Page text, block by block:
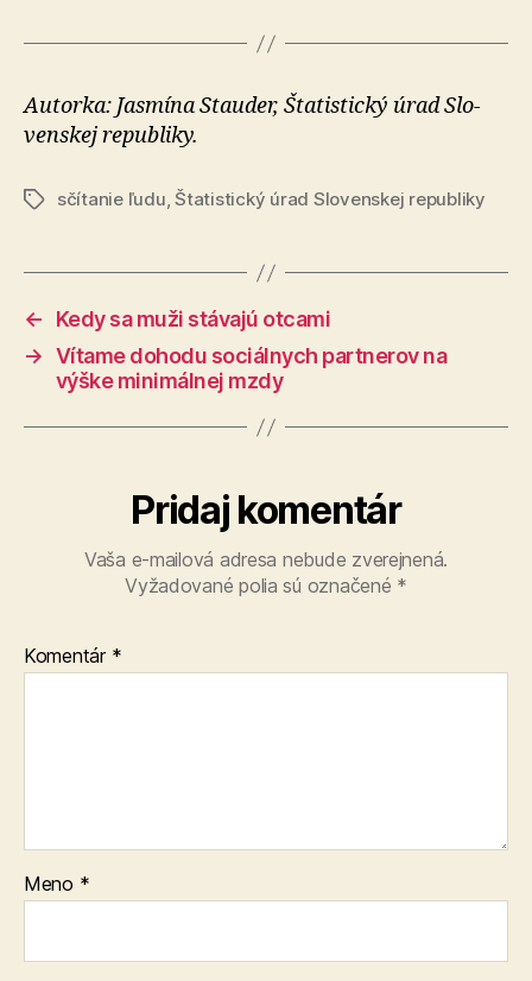
Autorka: Jasmína Stauder, Šta­tistický úrad Slo­
venskej re­pub­li­ky.
Značkysčítanie ľudu,Štatistický úrad Slovenskej republiky
←
Kedy sa muži stávajú otcami
→ Vítame dohodu sociálnych partnerov na
výške minimálnej mzdy
Pridaj komentár
Vaša e-mailová adresa nebude zverejnená.
Vyžadované polia sú označené *
Komentár *
Meno *